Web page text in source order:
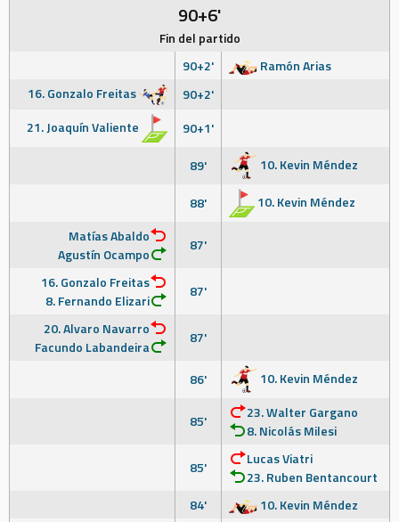
90+6'
Fin del partido
90+2'
Ramón Arias
16. Gonzalo Freitas
90+2'
21. Joaquín Valiente
90+1'
89'
10. Kevin Méndez
88'
10. Kevin Méndez
Matías Abaldo
Agustín Ocampo
87'
16. Gonzalo Freitas
8. Fernando Elizari
87'
20. Alvaro Navarro
Facundo Labandeira
87'
86' 10. Kevin Méndez
85'
23. Walter Gargano
8. Nicolás Milesi
85'
Lucas Viatri
23. Ruben Bentancourt
84'
10. Kevin Méndez